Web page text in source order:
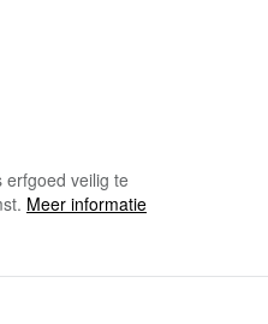
erfgoed veilig te
Meer informatie